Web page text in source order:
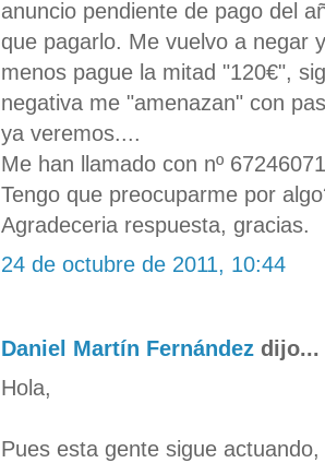
anuncio pendiente de pago del
que pagarlo. Me vuelvo a negar
menos pague la mitad "120€",
negativa me "amenazan" con
ya veremos....
Me han llamado con nº
Tengo que preocuparme por
Agradeceria respuesta, gracias.
24 de octubre de 2011, 10:44
Daniel Martín Fernández dijo...
Hola,
Pues esta gente sigue